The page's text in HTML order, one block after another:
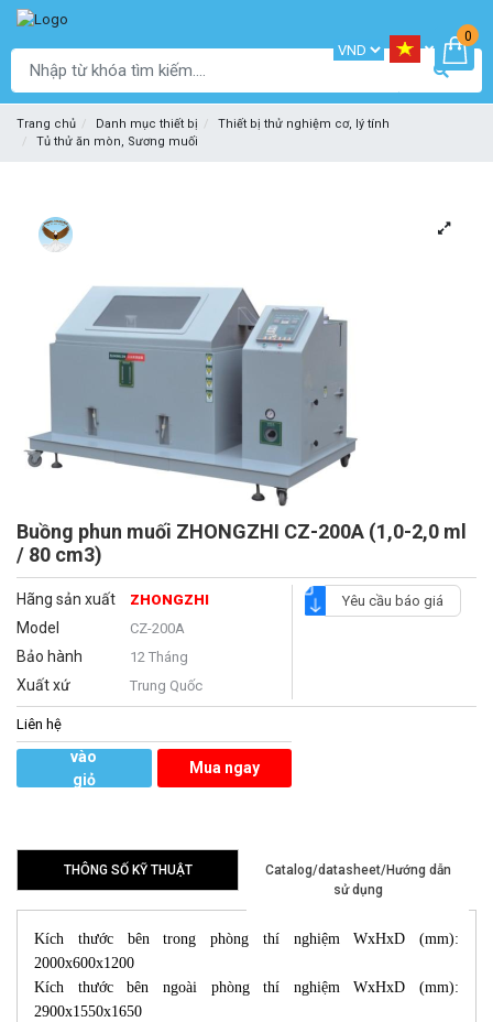
0
Trang chủ Danh mục thiết bị
Thiết bị thử nghiệm cơ, lý tính
Tủ thử ăn mòn, Sương muối
Buồng phun muối ZHONGZHI CZ-200A (1,0-2,0 ml
/ 80 cm3)
Hãng sản xuất ZHONGZHI
Model CZ-200A
Bảo hành 12 Tháng
Xuất xứ Trung Quốc
Yêu cầu báo giá
Liên hệ
vào
giỏ
Mua ngay
THÔNG SỐ KỸ THUẬT
Catalog/datasheet/Hướng dẫn
sử dụng
Kích thước bên trong phòng thí nghiệm WxHxD (mm):
2000x600x1200
Kích thước bên ngoài phòng thí nghiệm WxHxD (mm):
2900x1550x1650